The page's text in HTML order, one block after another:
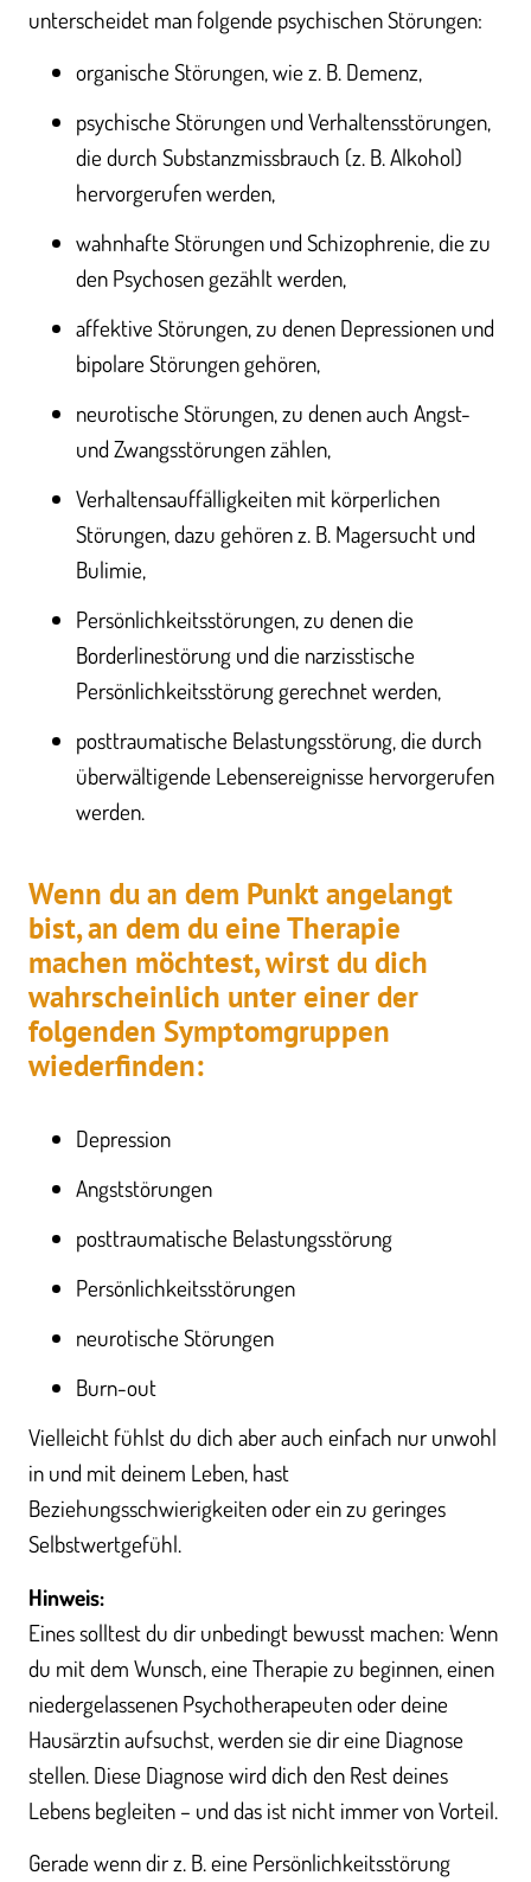
unterscheidet man folgende psychischen Störungen:
organische Störungen, wie z. B. Demenz,
psychische Störungen und Verhaltensstörungen,
die durch Substanzmissbrauch (z. B. Alkohol)
hervorgerufen werden,
wahnhafte Störungen und Schizophrenie, die zu
den Psychosen gezählt werden,
affektive Störungen, zu denen Depressionen und
bipolare Störungen gehören,
neurotische Störungen, zu denen auch Angst-
und Zwangsstörungen zählen,
Verhaltensauffälligkeiten mit körperlichen
Störungen, dazu gehören z. B. Magersucht und
Bulimie,
Persönlichkeitsstörungen, zu denen die
Borderlinestörung und die narzisstische
Persönlichkeitsstörung gerechnet werden,
posttraumatische Belastungsstörung, die durch
überwältigende Lebensereignisse hervorgerufen
werden.
Wenn du an dem Punkt angelangt
bist, an dem du eine Therapie
machen möchtest, wirst du dich
wahrscheinlich unter einer der
folgenden Symptomgruppen
wiederfinden:
Depression
Angststörungen
posttraumatische Belastungsstörung
Persönlichkeitsstörungen
neurotische Störungen
Burn-out
Vielleicht fühlst du dich aber auch einfach nur unwohl
in und mit deinem Leben, hast
Beziehungsschwierigkeiten oder ein zu geringes
Selbstwertgefühl.
Hinweis:
Eines solltest du dir unbedingt bewusst machen: Wenn
du mit dem Wunsch, eine Therapie zu beginnen, einen
niedergelassenen Psychotherapeuten oder deine
Hausärztin aufsuchst, werden sie dir eine Diagnose
stellen. Diese Diagnose wird dich den Rest deines
Lebens begleiten – und das ist nicht immer von Vorteil.
Gerade wenn dir z. B. eine Persönlichkeitsstörung